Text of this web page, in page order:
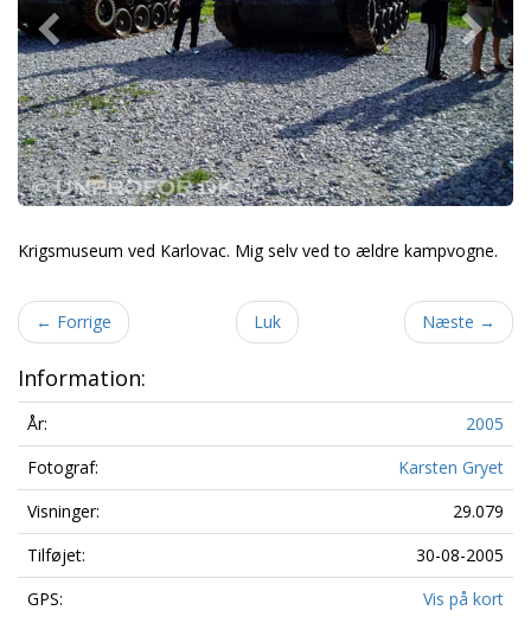
Krigsmuseum ved Karlovac. Mig selv ved to ældre kampvogne.
← Forrige Luk Næste →
Information:
År:
2005
Fotograf:
Karsten Gryet
Visninger:
29.079
Tilføjet:
30-08-2005
GPS:
Vis på kort